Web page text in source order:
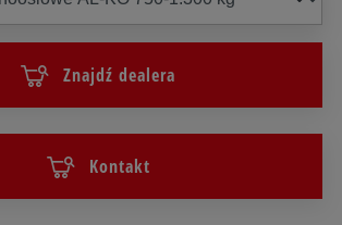
Znajdź dealera
Kontakt